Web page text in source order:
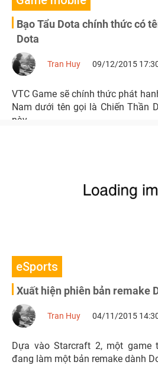
Bạo Tẩu Dota chính thức có
Dota
Tran Huy 09/12/2015
VTC Game sẽ chính thức phát
Nam dưới tên gọi là Chiến Thần
này.
eSports
Xuất hiện phiên bản remake
Tran Huy 04/11/2015
Dựa vào Starcraft 2, một game
đang làm một bản remake dành